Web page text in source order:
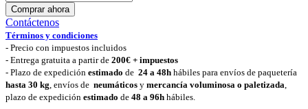
Comprar ahora
Contáctenos
Términos y condiciones
- Precio con impuestos incluidos
- Entrega gratuita a partir de 200€ + impuestos
- Plazo de expedición estimado de 24 a 48h hábiles para envíos de paquetería
hasta 30 kg, envíos de neumáticos y mercancía voluminosa o paletizada,
plazo de expedición estimado de 48 a 96h hábiles.